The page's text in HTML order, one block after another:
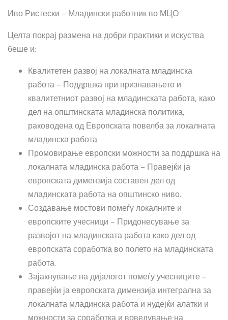
Иво Ристески – Младински работник во МЦО
Целта покрај размена на добри практики и искуства
беше и:
Квалитетен развој на локалната младинска
работа – Поддршка при признавањето и
квалитетниот развој на младинската работа, како
дел на општинската младинска политика,
раководена од Европската повелба за локалната
младинска работа
Промовирање европски можности за поддршка на
локалната младинска работа – Правејќи ја
европската димензија составен дел од
младинската работа на општинско ниво.
Создавање мостови помеѓу локалните и
европските учесници – Придонесување за
развојот на младинската работа како дел од
европската соработка во полето на младинската
работа.
Зајакнување на дијалогот помеѓу учесниците –
правејќи ја европската димензија интегрална за
локалната младинска работа и нудејќи алатки и